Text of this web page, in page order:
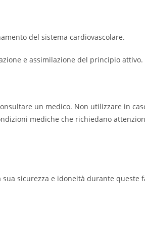
del sistema cardiovascolare.
e assimilazione del principio attivo.
un medico. Non utilizzare in
mediche che richiedano
sicurezza e idoneità durante queste